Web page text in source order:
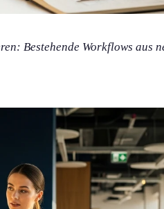
Bestehende Workflows aus